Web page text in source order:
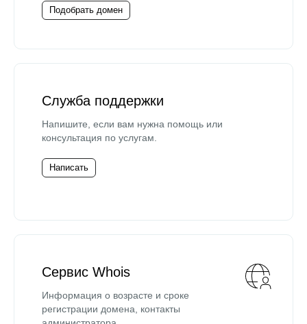
Подобрать домен
Служба поддержки
Напишите, если вам нужна помощь или
консультация по услугам.
Написать
Сервис Whois
Информация о возрасте и сроке
регистрации домена, контакты